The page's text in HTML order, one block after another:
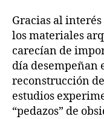
Gracias al
los materiales
carecían de
día desempeñan
reconstrucción
estudios
“pedazos” de